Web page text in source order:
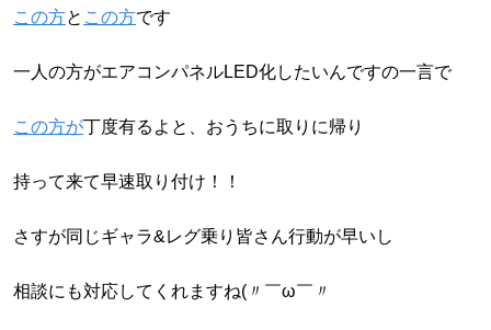
この方と この方です
一人の方がエアコンパネルLED化したいんですの一言で
この方が丁度有るよと、おうちに取りに帰り
持って来て早速取り付け！！
さすが同じギャラ&レグ乗り皆さん行動が早いし
相談にも対応してくれますね(〃￣ω￣〃ゞ